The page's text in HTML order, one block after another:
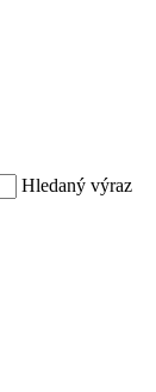
Hledaný výraz